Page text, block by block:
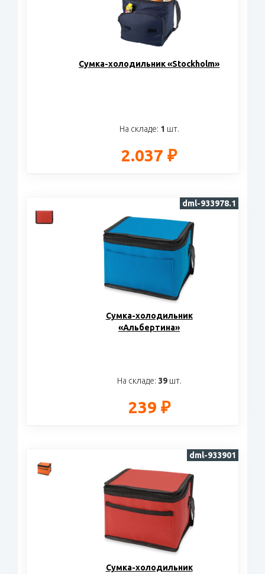
Сумка-холодильник «Stockholm»
На складе: 1 шт.
2.037 ₽
Сумка-холодильник
«Альбертина»
На складе: 39шт.
239 ₽
dml-933978.1
Сумка-холодильник
dml-933901